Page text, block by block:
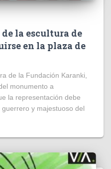
de la escultura de
en la plaza de
de la Fundación Karanki,
monumento a
la representación debe
y majestuoso del